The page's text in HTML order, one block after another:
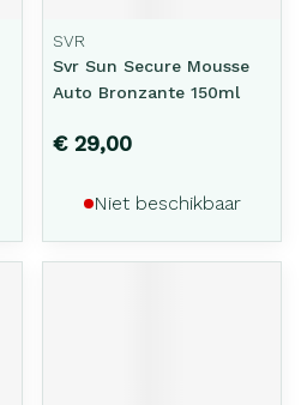
SVR
Svr Sun Secure Mousse
Auto Bronzante 150ml
€ 29,00
Niet beschikbaar